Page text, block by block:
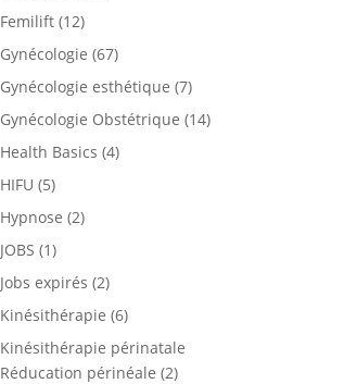
Femilift (12)
Gynécologie (67)
Gynécologie esthétique (7)
Gynécologie Obstétrique (14)
Health Basics (4)
HIFU (5)
Hypnose (2)
JOBS (1)
Jobs expirés (2)
Kinésithérapie (6)
Kinésithérapie périnatale
Réducation périnéale (2)